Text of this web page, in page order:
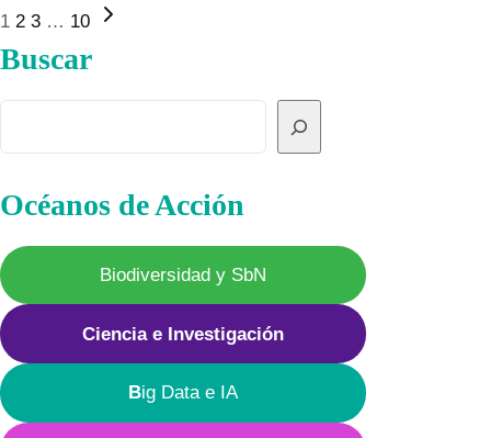
Page
navigation
1 2 3 … 10
Next
Buscar
Océanos de Acción
Biodiversidad y SbN
Ciencia e Investigación
Big Data e IA